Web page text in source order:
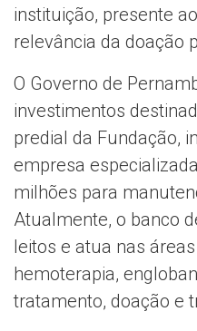
instituição, presente
relevância da doação
O Governo de
investimentos
predial da Fundação,
empresa
milhões para
Atualmente, o banco
leitos e atua nas
hemoterapia,
tratamento, doação e